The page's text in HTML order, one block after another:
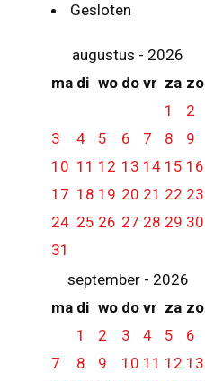
Gesloten
augustus - 2026
ma di wo do vr za zo
1
2
3
4 5 6 7 8
9
10 11 12 13 14 15 16
17 18 19 20 21 22 23
24 25 26 27 28 29 30
31
september - 2026
ma di wo do vr za zo
1
2 3 4 5
6
7
8 9 10 11 12 13